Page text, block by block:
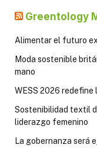
Greentology
Alimentar el futuro
Moda sostenible
mano
WESS 2026
Sostenibilidad textil
liderazgo femenino
La gobernanza será